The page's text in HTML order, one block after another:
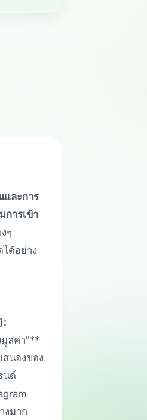
และการ
การเข้า
ๆ
ด้อย่าง
ลค่า"**
นองของ
นด์
งมาก